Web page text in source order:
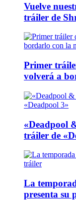
Vuelve
tráiler de
Primer
volverá a
«Deadpool
tráiler de
La
presenta su